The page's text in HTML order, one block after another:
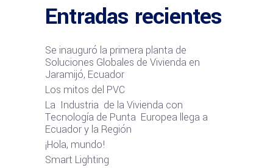
Entradas recientes
Se inauguró la primera planta de
Soluciones Globales de Vivienda en
Jaramijó, Ecuador
Los mitos del PVC
La Industria de la Vivienda con
Tecnología de Punta Europea llega a
Ecuador y la Región
¡Hola, mundo!
Smart Lighting